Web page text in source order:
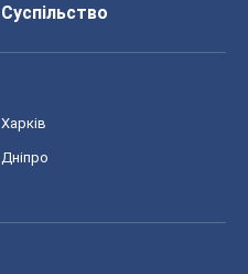
Суспільство
Харків
Дніпро